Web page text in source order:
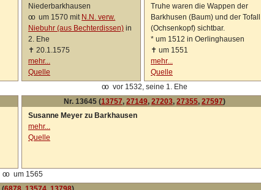
Niederbarkhausen
oo um 1570 mit N.N. verw.
Niebuhr (aus Bechterdissen) in
2. Ehe
✝ 20.1.1575
mehr...
Quelle
Truhe waren die Wappen der
Barkhusen (Baum) und der Tofall
(Ochsenkopf) sichtbar.
* um 1512 in Oerlinghausen
✝ um 1551
mehr...
Quelle
oo
vor 1532, seine 1. Ehe
Nr. 13645 (13757, 27149, 27203, 27355, 27597)
Susanne Meyer zu Barkhausen
mehr...
Quelle
oo
um 1565